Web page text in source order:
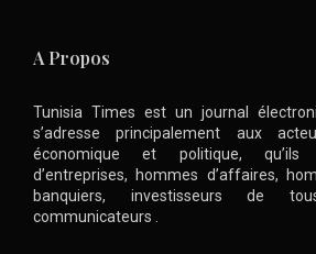
A Propos
Tunisia Times est un journal
s’adresse principalement aux
économique et politique,
d’entreprises, hommes d’affaires,
banquiers, investisseurs de
communicateurs .